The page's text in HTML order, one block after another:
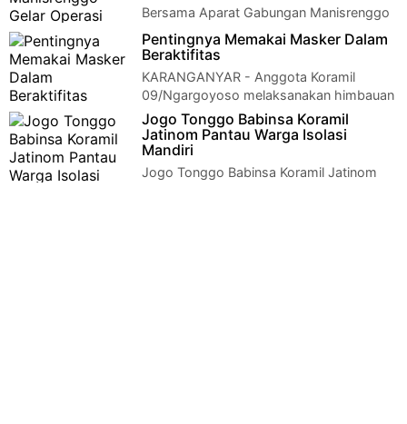
Bersama Aparat Gabungan Manisrenggo
Gelar Operasi Prokes Masa PPKM Klaten
- Anggota Koramil 12/Manisrenggo bersama Satga…
Pentingnya Memakai Masker Dalam
Beraktifitas
KARANGANYAR - Anggota Koramil
09/Ngargoyoso melaksanakan himbauan
penegakan protokol kesehatan di kios-kios sekitar pasa…
Jogo Tonggo Babinsa Koramil
Jatinom Pantau Warga Isolasi
Mandiri
Jogo Tonggo Babinsa Koramil Jatinom